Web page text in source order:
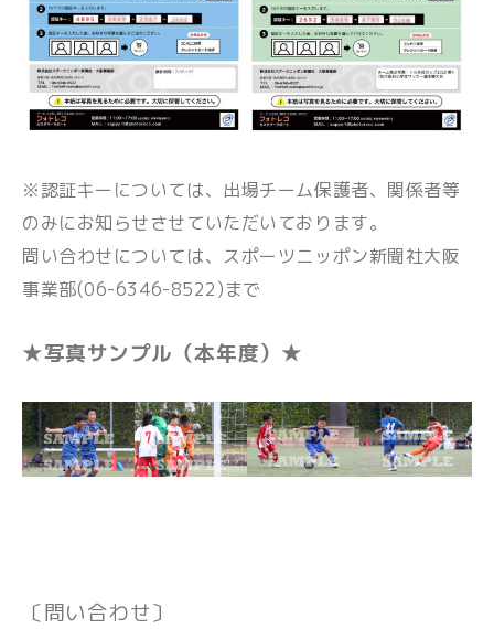
※認証キーについては、出場チーム保護者、関係者等
のみにお知らせさせていただいております。
問い合わせについては、スポーツニッポン新聞社大阪
事業部(06-6346-8522)まで
★写真サンプル（本年度）★
〔問い合わせ〕